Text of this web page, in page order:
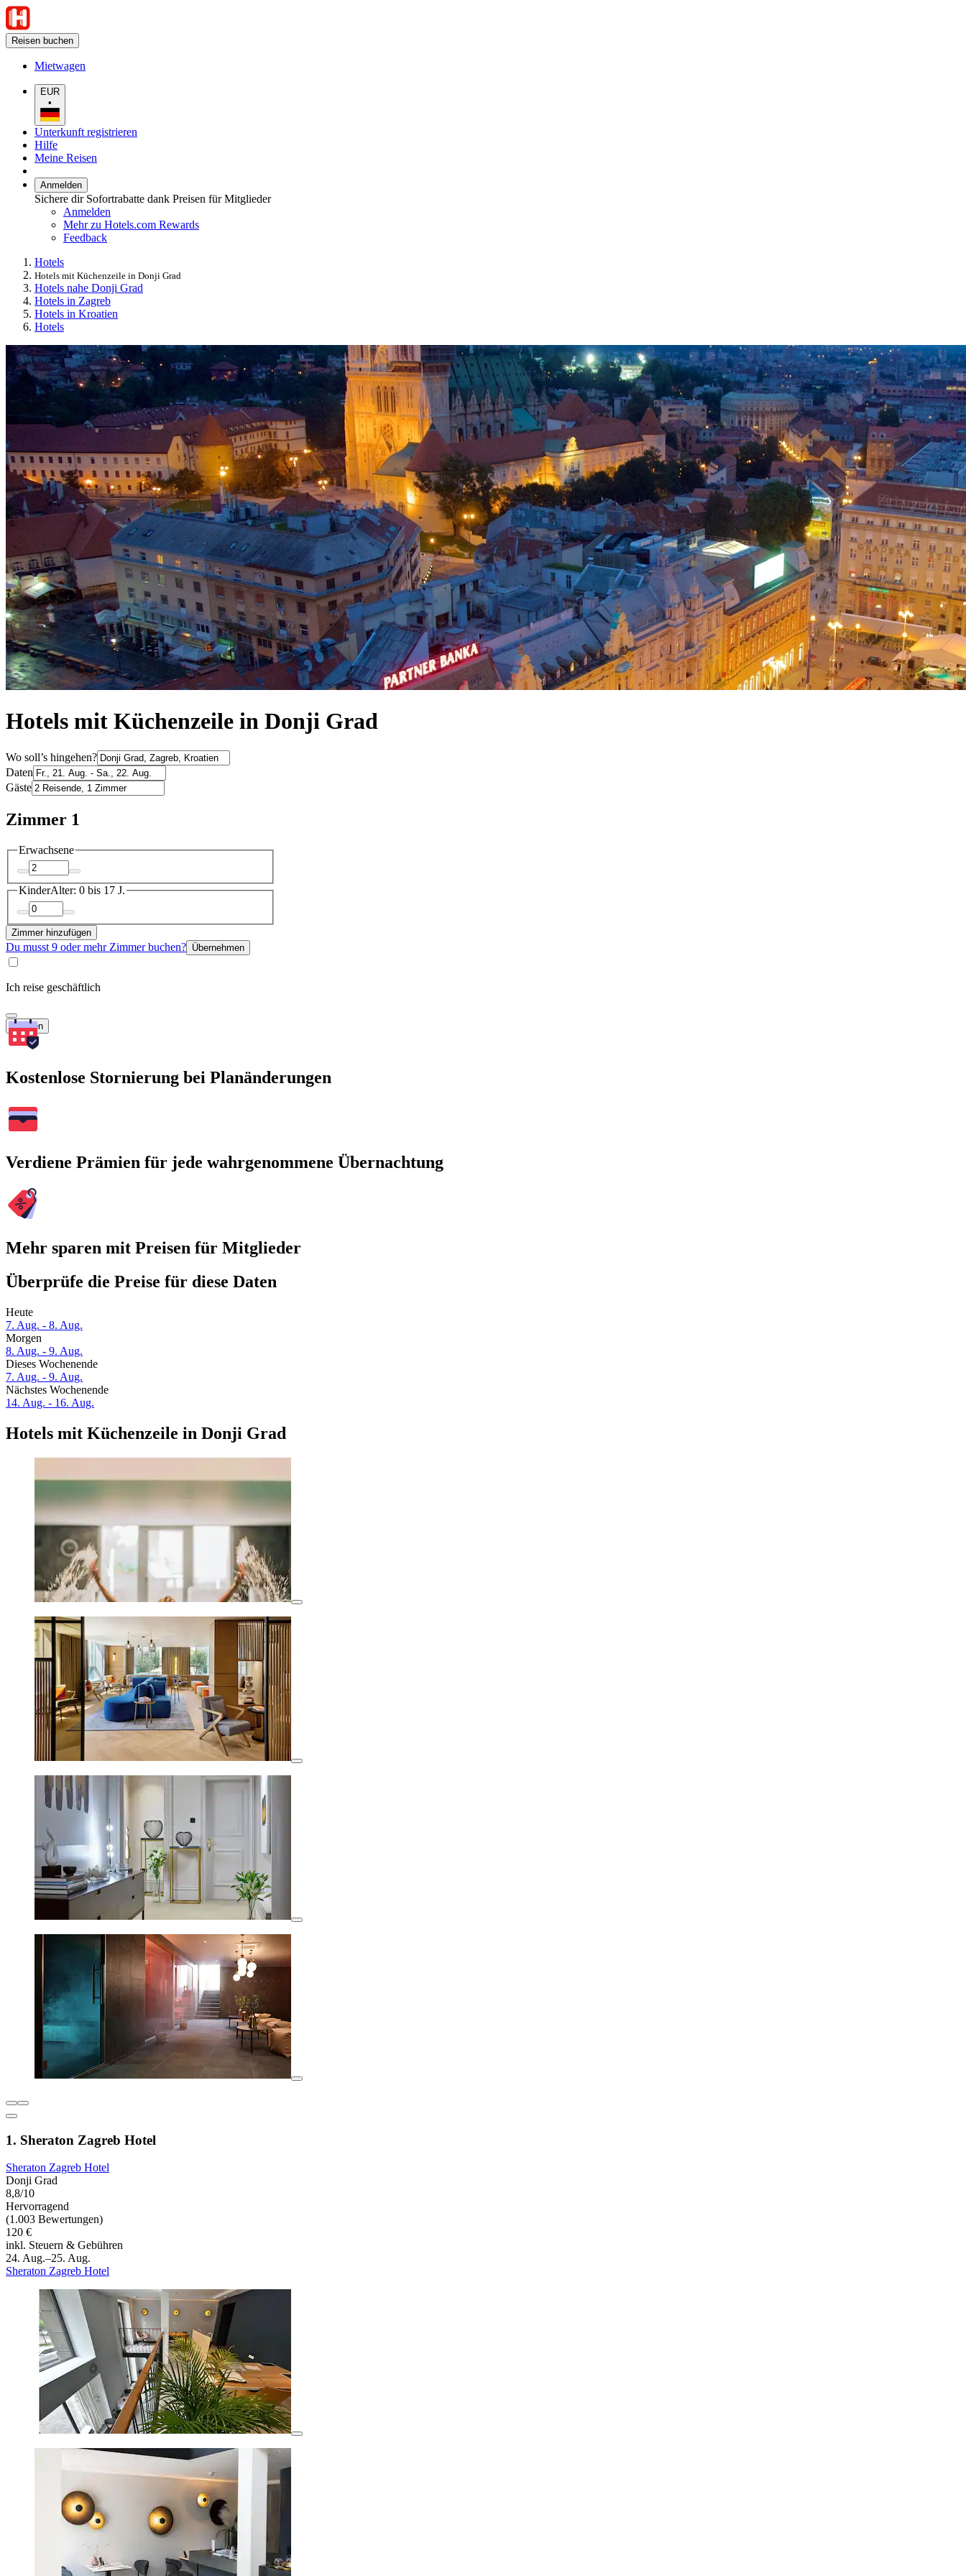
Reisen buchen
Mietwagen
EUR
•
Unterkunft registrieren
Hilfe
Meine Reisen
Anmelden
Sichere dir Sofortrabatte dank Preisen für Mitglieder
Anmelden
Mehr zu Hotels.com Rewards
Feedback
Hotels
Hotels mit Küchenzeile in Donji Grad
Hotels nahe Donji Grad
Hotels in Zagreb
Hotels in Kroatien
Hotels
Hotels mit Küchenzeile in Donji Grad
Wo soll’s hingehen?
Daten
Gäste
Zimmer 1
Erwachsene
KinderAlter: 0 bis 17 J.
Zimmer hinzufügen
Du musst 9 oder mehr Zimmer buchen? Übernehmen
Ich reise geschäftlich
Suchen
Kostenlose Stornierung bei Planänderungen
Verdiene Prämien für jede wahrgenommene Übernachtung
Mehr sparen mit Preisen für Mitglieder
Überprüfe die Preise für diese Daten
Heute
7. Aug. - 8. Aug.
Morgen
8. Aug. - 9. Aug.
Dieses Wochenende
7. Aug. - 9. Aug.
Nächstes Wochenende
14. Aug. - 16. Aug.
Hotels mit Küchenzeile in Donji Grad
1. Sheraton Zagreb Hotel
Sheraton Zagreb Hotel
Donji Grad
8,8/10
Hervorragend
(1.003 Bewertungen)
120 €
inkl. Steuern & Gebühren
24. Aug.–25. Aug.
Sheraton Zagreb Hotel